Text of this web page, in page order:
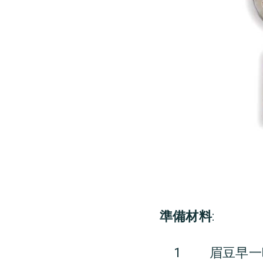
準備材料:
1 眉豆早